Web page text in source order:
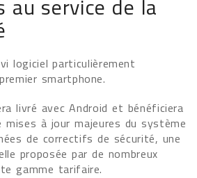
au service de la
logiciel particulièrement
smartphone.
livré avec Android et bénéficiera
mises à jour majeures du système
de correctifs de sécurité, une
proposée par de nombreux
gamme tarifaire.